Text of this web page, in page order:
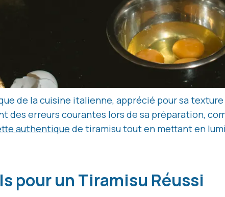
de la cuisine italienne, apprécié pour sa
des erreurs courantes lors de sa préparation,
authentique de tiramisu tout en mettant en
pour un Tiramisu Réussi